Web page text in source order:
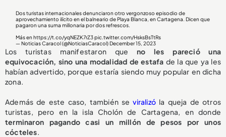
Dos turistas internacionales denunciaron otro vergonzoso episodio de
aprovechamiento ilícito en el balneario de Playa Blanca, en Cartagena. Dicen que
pagaron una suma millonaria por dos refrescos.
Más enhttps://t.co/yqNEZK7rZ3 pic.twitter.com/HsksBsTtRs
— Noticias Caracol (@NoticiasCaracol)December 15, 2023
Los turistas manifestaron que no les pareció una
equivocación, sino una modalidad de estafa de la que ya les
habían advertido, porque estaría siendo muy popular en dicha
zona.
Además de este caso, también seviralizó la queja de otros
turistas, pero en la isla Cholón de Cartagena, en donde
terminaron pagando casi un millón de pesos por unos
cócteles.